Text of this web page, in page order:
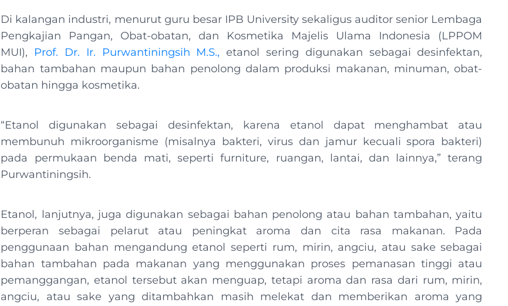
Di kalangan industri, menurut guru besar IPB University sekaligus auditor senior Lembaga
Pengkajian Pangan, Obat-obatan, dan Kosmetika Majelis Ulama Indonesia (LPPOM
MUI), Prof. Dr. Ir. Purwantiningsih M.S., etanol sering digunakan sebagai desinfektan,
bahan tambahan maupun bahan penolong dalam produksi makanan, minuman, obat-
obatan hingga kosmetika.
“Etanol digunakan sebagai desinfektan, karena etanol dapat menghambat atau
membunuh mikroorganisme (misalnya bakteri, virus dan jamur kecuali spora bakteri)
pada permukaan benda mati, seperti furniture, ruangan, lantai, dan lainnya,” terang
Purwantiningsih.
Etanol, lanjutnya, juga digunakan sebagai bahan penolong atau bahan tambahan, yaitu
berperan sebagai pelarut atau peningkat aroma dan cita rasa makanan. Pada
penggunaan bahan mengandung etanol seperti rum, mirin, angciu, atau sake sebagai
bahan tambahan pada makanan yang menggunakan proses pemanasan tinggi atau
pemanggangan, etanol tersebut akan menguap, tetapi aroma dan rasa dari rum, mirin,
angciu, atau sake yang ditambahkan masih melekat dan memberikan aroma yang